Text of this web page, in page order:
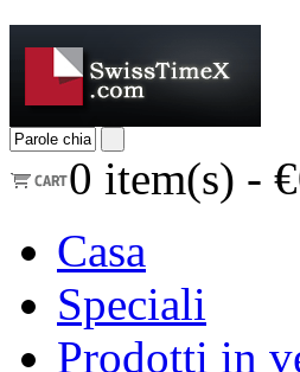
0 item(s) -
Casa
Speciali
Prodotti in